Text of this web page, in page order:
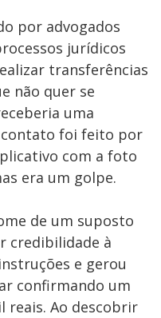
por advogados
jurídicos
transferências
não quer se
uma
contato foi feito por
com a foto
era um golpe.
de um suposto
credibilidade à
e gerou
confirmando um
reais. Ao descobrir